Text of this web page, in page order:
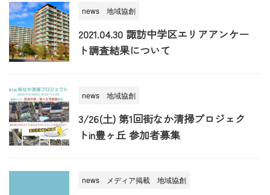
news 地域協創
2021.04.30 諏訪中学区エリアアンケー
ト調査結果について
news 地域協創
3/26(土) 第1回街なか清掃プロジェク
トin豊ヶ丘 参加者募集
news メディア掲載 地域協創